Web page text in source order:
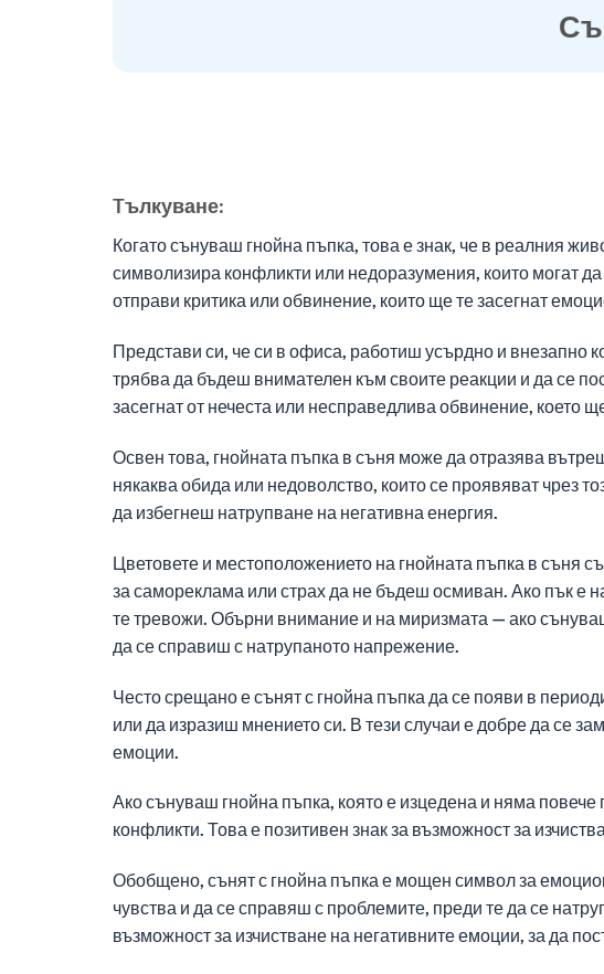
Tълкуване:
Когато сънуваш гнойна пъпка, това е знак, че в реалния
символизира конфликти или недоразумения, които могат
отправи критика или обвинение, които ще те засегнат
Представи си, че си в офиса, работиш усърдно и внезапно
трябва да бъдеш внимателен към своите реакции и да се
засегнат от нечеста или несправедлива обвинение, което
Освен това, гнойната пъпка в съня може да отразява
някаква обида или недоволство, които се проявяват чрез
да избегнеш натрупване на негативна енергия.
Цветовете и местоположението на гнойната пъпка в съня
за самореклама или страх да не бъдеш осмиван. Ако пък е
те тревожи. Обърни внимание и на миризмата — ако
да се справиш с натрупаното напрежение.
Често срещано е сънят с гнойна пъпка да се появи в
или да изразиш мнението си. В тези случаи е добре да се
емоции.
Ако сънуваш гнойна пъпка, която е изцедена и няма
конфликти. Това е позитивен знак за възможност за
Обобщено, сънят с гнойна пъпка е мощен символ за
чувства и да се справяш с проблемите, преди те да се
възможност за изчистване на негативните емоции, за да